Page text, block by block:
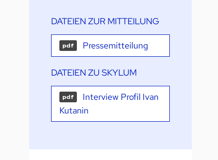
DATEIEN ZUR MITTEILUNG
pdf Pressemitteilung
DATEIEN ZU SKYLUM
pdf
Interview Profil Ivan
Kutanin